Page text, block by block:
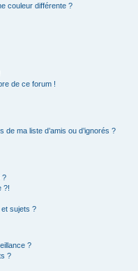
couleur différente ?
de ce forum !
ma liste d’amis ou d’ignorés ?
?
?!
sujets ?
?
?